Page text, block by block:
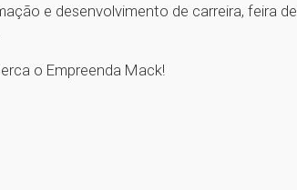
e desenvolvimento de carreira, feira de
o Empreenda Mack!